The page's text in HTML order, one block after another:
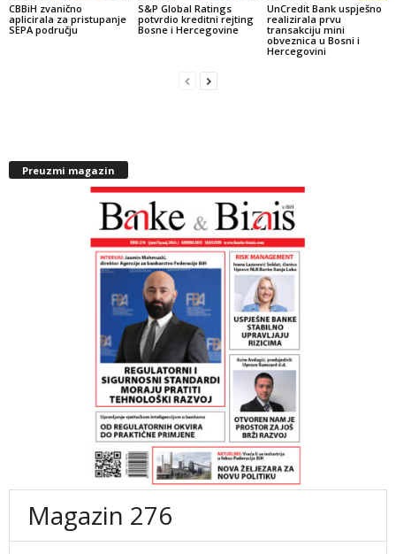
CBBiH zvanično
aplicirala za pristupanje
SEPA području
S&P Global Ratings
potvrdio kreditni rejting
Bosne i Hercegovine
UnCredit Bank uspješno
realizirala prvu
transakciju mini
obveznica u Bosni i
Hercegovini
Preuzmi magazin
Magazin 276